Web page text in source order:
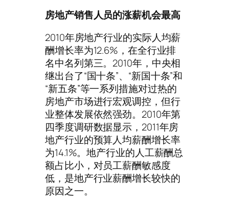
房地产销售人员的涨薪机会最高
2010年房地产行业的实际人均薪
酬增长率为12.6%，在全行业排
名中名列第三。2010年，中央相
继出台了“国十条”、“新国十条”和
“新五条”等一系列措施对过热的
房地产市场进行宏观调控，但行
业整体发展依然强劲。2010年第
四季度调研数据显示，2011年房
地产行业的预算人均薪酬增长率
为14.1%。地产行业的人工薪酬总
额占比小，对员工薪酬敏感度
低，是地产行业薪酬增长较快的
原因之一。